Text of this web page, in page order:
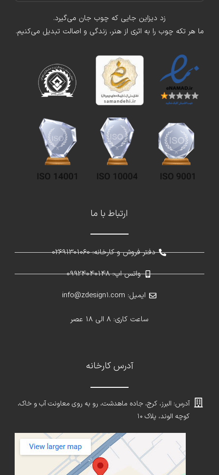
زد دیزاین جایی که چوب جان می‌گیرد.
ما هر تکه چوب را به اثری از هنر، زندگی و اصالت تبدیل می‌کنیم.
ارتباط با ما
دفتر فروش و کارخانه: 02691301060
واتس اپ: 09924040148
ایمیل: info@zdesign1.com
ساعت کاری: 8 الی 18 عصر
آدرس کارخانه
آدرس: البرز، کرج، جاده ماهدشت، رو به روی معاونت آب و خاک،
کوچه الوند، پلاک ۱۰